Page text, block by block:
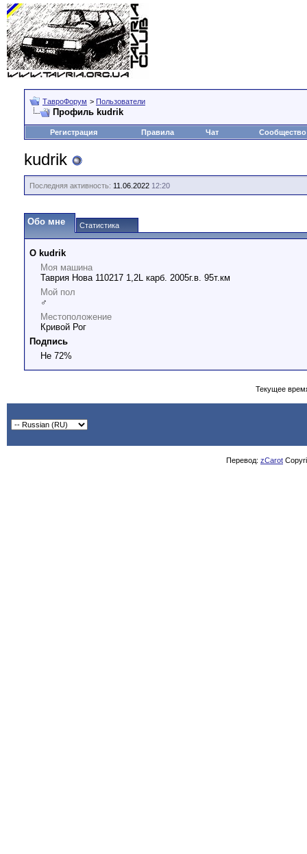
ТавроФорум > Пользователи
Профиль kudrik
Регистрация Правила Чат Сообщество
kudrik
Последняя активность: 11.06.2022 12:20
Обо мне Статистика
О kudrik
Моя машина
Таврия Нова 110217 1,2L карб. 2005г.в. 95т.км
Мой пол
♂
Местоположение
Кривой Рог
Подпись
Не 72%
Текущее
Перевод: zCarot